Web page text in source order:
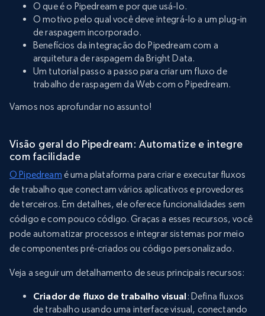
O que é o Pipedream e por que usá-lo.
O motivo pelo qual você deve integrá-lo a um plug-in
de raspagem incorporado.
Benefícios da integração do Pipedream com a
arquitetura de raspagem da Bright Data.
Um tutorial passo a passo para criar um fluxo de
trabalho de raspagem da Web com o Pipedream.
Vamos nos aprofundar no assunto!
Visão geral do Pipedream: Automatize e integre
com facilidade
O Pipedream é uma plataforma para criar e executar fluxos
de trabalho que conectam vários aplicativos e provedores
de terceiros. Em detalhes, ele oferece funcionalidades sem
código e com pouco código. Graças a esses recursos, você
pode automatizar processos e integrar sistemas por meio
de componentes pré-criados ou código personalizado.
Veja a seguir um detalhamento de seus principais recursos:
Criador de fluxo de trabalho visual: Defina fluxos
de trabalho usando uma interface visual, conectando